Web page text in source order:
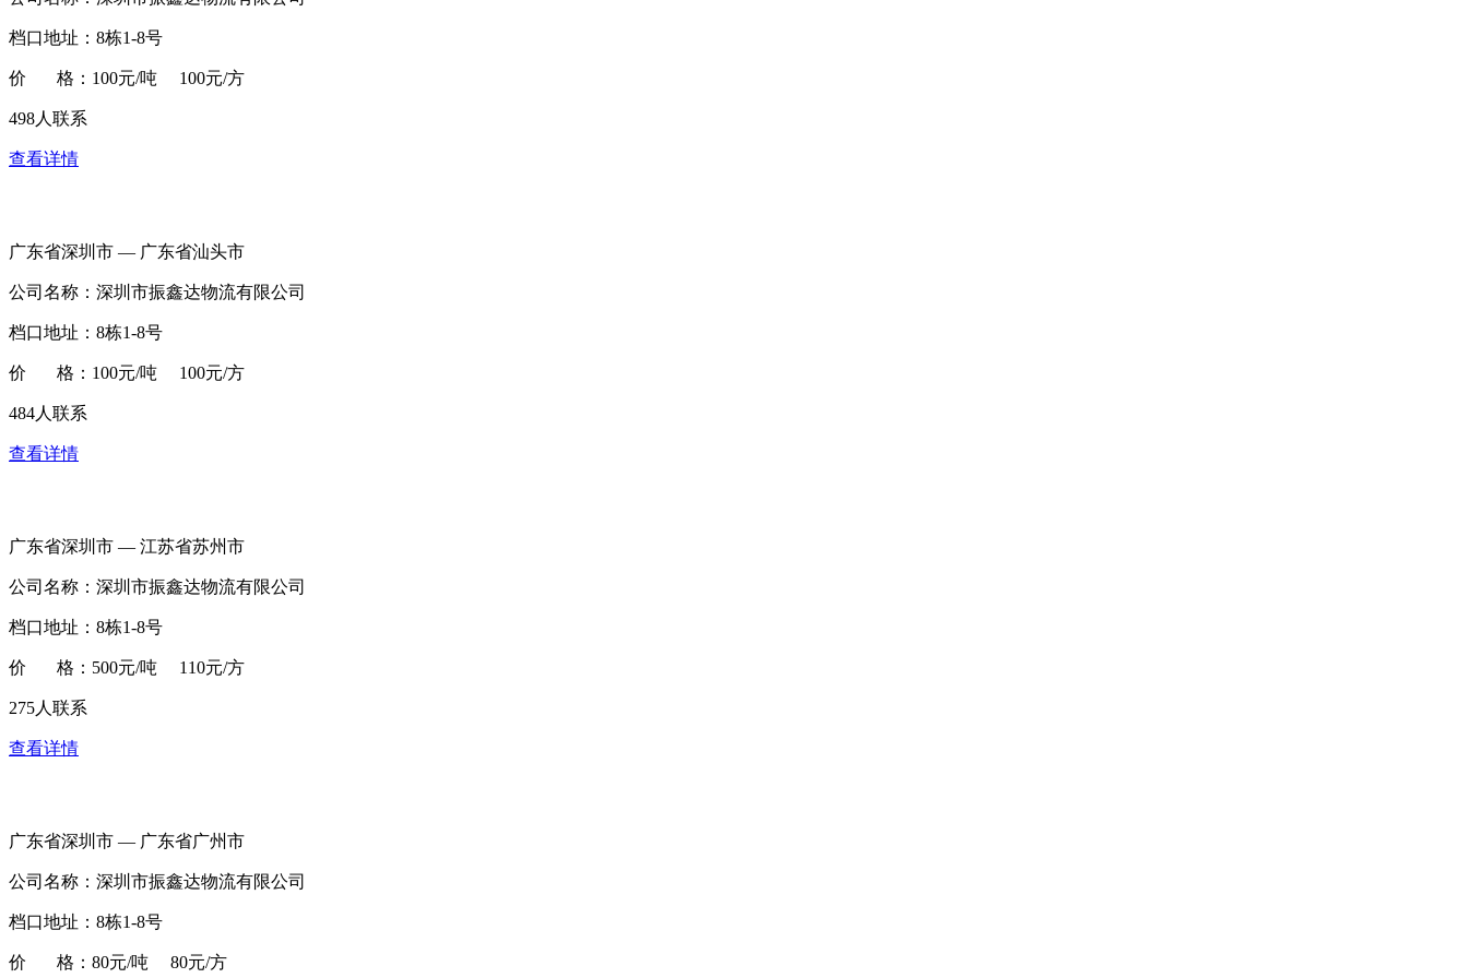
档口地址：8栋1-8号
价 格：100元/吨 100元/方
498人联系
查看详情
广东省深圳市 — 广东省汕头市
公司名称：深圳市振鑫达物流有限公司
档口地址：8栋1-8号
价 格：100元/吨 100元/方
484人联系
查看详情
广东省深圳市 — 江苏省苏州市
公司名称：深圳市振鑫达物流有限公司
档口地址：8栋1-8号
价 格：500元/吨 110元/方
275人联系
查看详情
广东省深圳市 — 广东省广州市
公司名称：深圳市振鑫达物流有限公司
档口地址：8栋1-8号
价 格：80元/吨 80元/方